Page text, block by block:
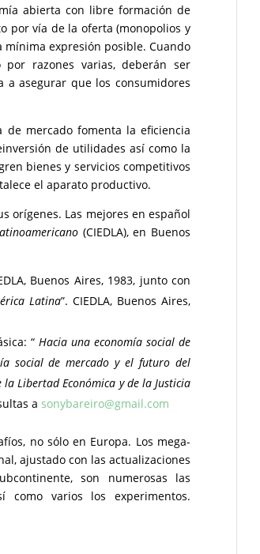
abierta con libre formación de
por vía de la oferta (monopolios y
mínima expresión posible. Cuando
razones varias, deberán ser
a asegurar que los consumidores
mercado fomenta la eficiencia
de utilidades así como la
bienes y servicios competitivos
el aparato productivo.
orígenes. Las mejores en español
(CIEDLA), en Buenos
Buenos Aires, 1983, junto con
Latina”. CIEDLA, Buenos Aires,
“ Hacia una economía social de
social de mercado y el futuro del
Libertad Económica y de la Justicia
a sonybareiro@gmail.com
no sólo en Europa. Los mega-
ajustado con las actualizaciones
son numerosas las
como varios los experimentos.